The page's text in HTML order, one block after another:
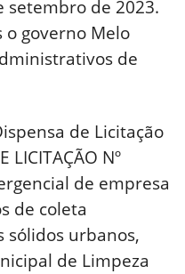
setembro de 2023.
governo Melo
de
de Licitação
LICITAÇÃO Nº
de empresa
de coleta
sólidos urbanos,
de Limpeza